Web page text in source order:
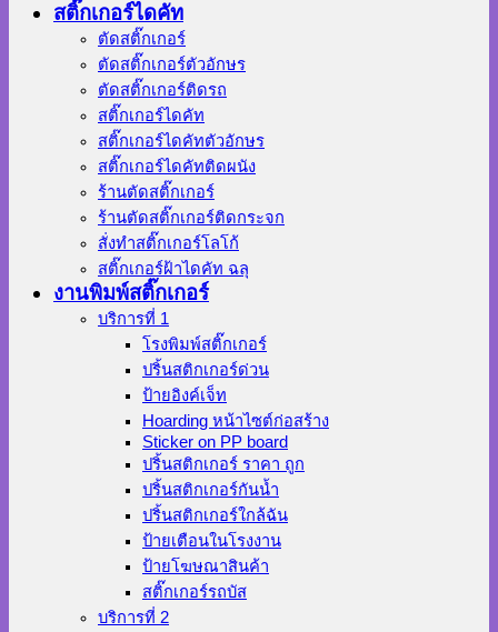
สติ๊กเกอร์ไดคัท
ตัดสติ๊กเกอร์
ตัดสติ๊กเกอร์ตัวอักษร
ตัดสติ๊กเกอร์ติดรถ
สติ๊กเกอร์ไดคัท
สติ๊กเกอร์ไดคัทตัวอักษร
สติ๊กเกอร์ไดคัทติดผนัง
ร้านตัดสติ๊กเกอร์
ร้านตัดสติ๊กเกอร์ติดกระจก
สั่งทําสติ๊กเกอร์โลโก้
สติ๊กเกอร์ฝ้าไดคัท ฉลุ
งานพิมพ์สติ๊กเกอร์
บริการที่ 1
โรงพิมพ์สติ๊กเกอร์
ปริ้นสติกเกอร์ด่วน
ป้ายอิงค์เจ็ท
Hoarding หน้าไซต์ก่อสร้าง
Sticker on PP board
ปริ้นสติกเกอร์ ราคา ถูก
ปริ้นสติกเกอร์กันน้ำ
ปริ้นสติกเกอร์ใกล้ฉัน
ป้ายเตือนในโรงงาน
ป้ายโฆษณาสินค้า
สติ๊กเกอร์รถบัส
บริการที่ 2